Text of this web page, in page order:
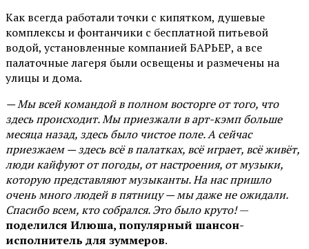
Как всегда работали точки с кипятком, душевые
комплексы и фонтанчики с бесплатной питьевой
водой, установленные компанией БАРЬЕР, а все
палаточные лагеря были освещены и размечены на
улицы и дома.
— Мы всей командой в полном восторге от того, что
здесь происходит. Мы приезжали в арт-кэмп больше
месяца назад, здесь было чистое поле. А сейчас
приезжаем — здесь всё в палатках, всё играет, всё живёт,
люди кайфуют от погоды, от настроения, от музыки,
которую представляют музыканты. На нас пришло
очень много людей в пятницу — мы даже не ожидали.
Спасибо всем, кто собрался. Это было круто!—
поделился Илюша, популярный шансон-
исполнитель для зуммеров.